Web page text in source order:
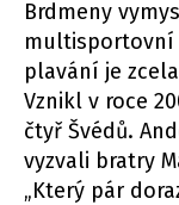
Brdmeny
multisportovní
plavání je
Vznikl v roce
čtyř Švédů.
vyzvali bratry
„Který pár